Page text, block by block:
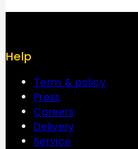
Help
Term & policy
Press
Careers
Delivery
Service